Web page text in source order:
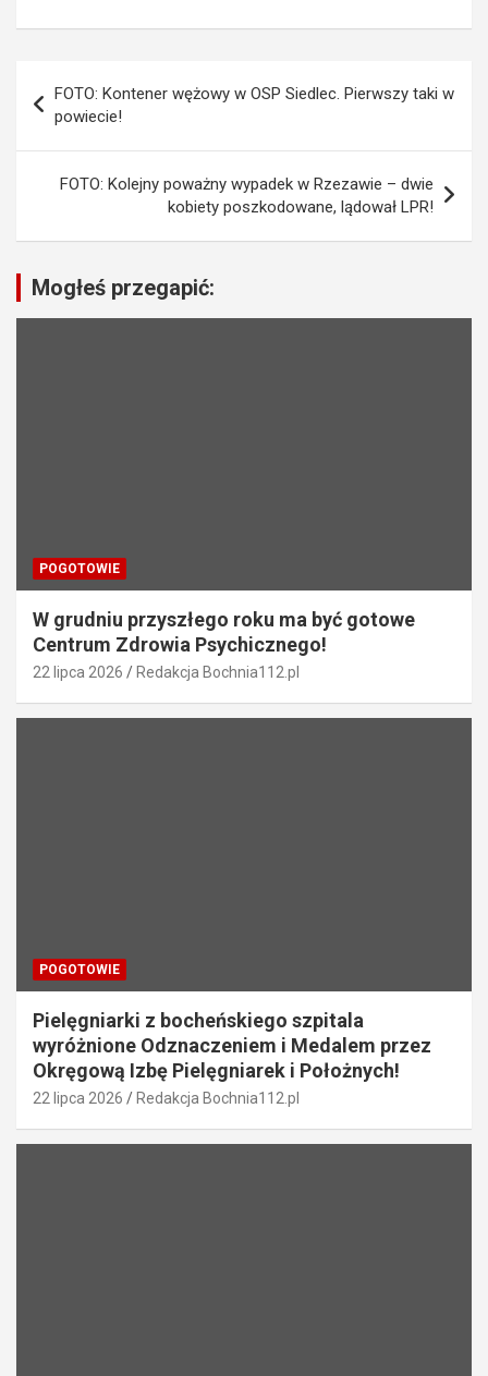
w
a
j
FOTO: Kontener wężowy w OSP Siedlec. Pierwszy taki w
powiecie!
FOTO: Kolejny poważny wypadek w Rzezawie – dwie
kobiety poszkodowane, lądował LPR!
Mogłeś przegapić:
POGOTOWIE
W grudniu przyszłego roku ma być gotowe
Centrum Zdrowia Psychicznego!
22 lipca 2026 Redakcja Bochnia112.pl
POGOTOWIE
Pielęgniarki z bocheńskiego szpitala
wyróżnione Odznaczeniem i Medalem przez
Okręgową Izbę Pielęgniarek i Położnych!
22 lipca 2026 Redakcja Bochnia112.pl